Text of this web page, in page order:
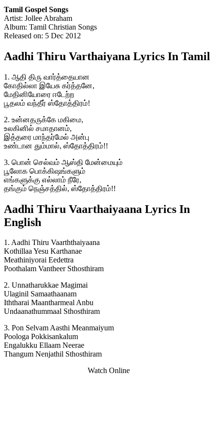
Tamil Gospel Songs
Artist: Jollee Abraham
Album: Tamil Christian Songs
Released on: 5 Dec 2012
Aadhi Thiru Varthaiyana Lyrics In Tamil
1. ஆதி திரு வார்த்தையான
கோதில்லா இயேசு கர்த்தனே,
மேதினியோரை ஈடேற்ற
பூதலம் வந்தீர் ஸ்தோத்திரம்!
2. உன்னதருக்கே மகிமை,
உலகினில் சமாதானம்,
இத்தரை மாந்தர்மேல் அன்பு
உண்டான தும்மால், ஸ்தோத்திரம்!!
3. பொன் செல்வம் ஆஸ்தி மேன்மையும்
பூலோக பொக்கிஷங்களும்
எங்களுக்கு எல்லாம் நீரே,
தங்கும் நெஞ்சத்தில், ஸ்தோத்திரம்!!
Aadhi Thiru Vaarthaiyaana Lyrics In
English
1. Aadhi Thiru Vaarththaiyaana
Kothillaa Yesu Karthanae
Meathiniyorai Eedettra
Poothalam Vantheer Sthosthiram
2. Unnatharukkae Magimai
Ulaginil Samaathaanam
Iththarai Maantharmeal Anbu
Undaanathummaal Sthosthiram
3. Pon Selvam Aasthi Meanmaiyum
Poologa Pokkisankalum
Engalukku Ellaam Neerae
Thangum Nenjathil Sthosthiram
Watch Online